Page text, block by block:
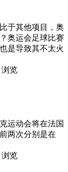
于其他项目，奥
奥运会足球比赛
是导致其不太火
浏览
运动会将在法国
两次分别是在
浏览